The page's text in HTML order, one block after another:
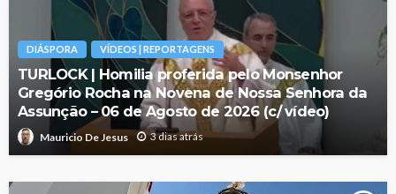
DIÁSPORA VÍDEOS | REPORTAGENS
TURLOCK | Homilia proferida pelo Monsenhor
Gregório Rocha na Novena de Nossa Senhora da
Assunção – 06 de Agosto de 2026 (c/ vídeo)
Mauricio De Jesus 3 dias atrás